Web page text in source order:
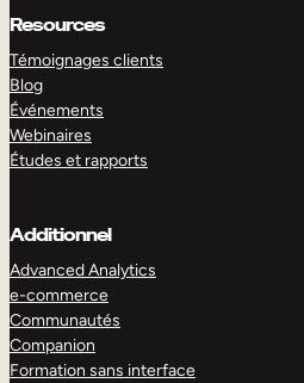
Resources
Témoignages clients
Blog
Événements
Webinaires
Études et rapports
Additionnel
Advanced Analytics
e-commerce
Communautés
Companion
Formation sans interface